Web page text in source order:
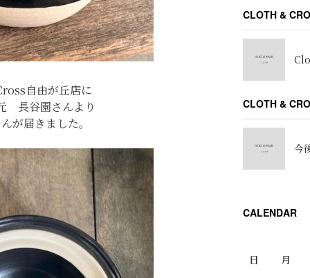
自由が丘店に
長谷園さんより
が届きました。
CLOTH &
CLOTH &
今
CALENDAR
日
月